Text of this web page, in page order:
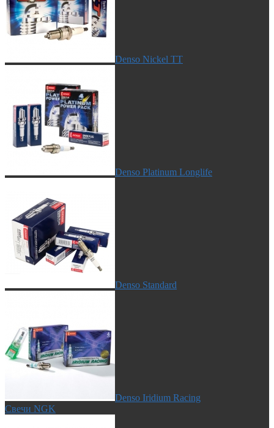
Denso Nickel TT
Denso Platinum Longlife
Denso Standard
Denso Iridium Racing
Свечи NGK